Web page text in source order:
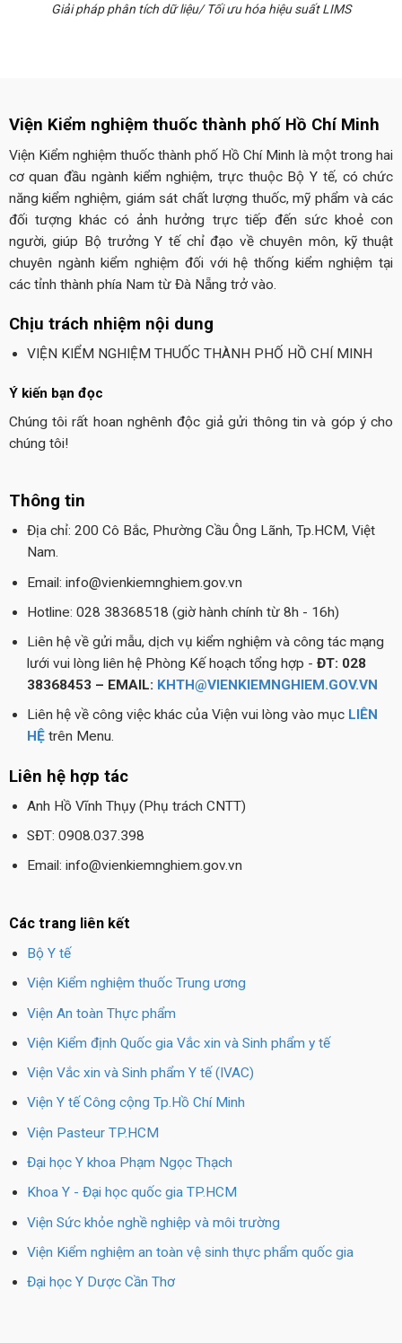
Giải pháp phân tích dữ liệu/ Tối ưu hóa hiệu suất LIMS
Viện Kiểm nghiệm thuốc thành phố Hồ Chí Minh
Viện Kiểm nghiệm thuốc thành phố Hồ Chí Minh là một trong hai
cơ quan đầu ngành kiểm nghiệm, trực thuộc Bộ Y tế, có chức
năng kiểm nghiệm, giám sát chất lượng thuốc, mỹ phẩm và các
đối tượng khác có ảnh hưởng trực tiếp đến sức khoẻ con
người, giúp Bộ trưởng Y tế chỉ đạo về chuyên môn, kỹ thuật
chuyên ngành kiểm nghiệm đối với hệ thống kiểm nghiệm tại
các tỉnh thành phía Nam từ Đà Nẵng trở vào.
Chịu trách nhiệm nội dung
VIỆN KIỂM NGHIỆM THUỐC THÀNH PHỐ HỒ CHÍ MINH
Ý kiến bạn đọc
Chúng tôi rất hoan nghênh độc giả gửi thông tin và góp ý cho
chúng tôi!
Thông tin
Địa chỉ: 200 Cô Bắc, Phường Cầu Ông Lãnh, Tp.HCM, Việt
Nam.
Email: info@vienkiemnghiem.gov.vn
Hotline: 028 38368518 (giờ hành chính từ 8h - 16h)
Liên hệ về gửi mẫu, dịch vụ kiểm nghiệm và công tác mạng
lưới vui lòng liên hệ Phòng Kế hoạch tổng hợp - ĐT: 028
38368453 – EMAIL: KHTH@VIENKIEMNGHIEM.GOV.VN
Liên hệ về công việc khác của Viện vui lòng vào mục LIÊN
HỆtrên Menu.
Liên hệ hợp tác
Anh Hồ Vĩnh Thụy (Phụ trách CNTT)
SĐT: 0908.037.398
Email: info@vienkiemnghiem.gov.vn
Các trang liên kết
Bộ Y tế
Viện Kiểm nghiệm thuốc Trung ương
Viện An toàn Thực phẩm
Viện Kiểm định Quốc gia Vắc xin và Sinh phẩm y tế
Viện Vắc xin và Sinh phẩm Y tế (IVAC)
Viện Y tế Công cộng Tp.Hồ Chí Minh
Viện Pasteur TP.HCM
Đại học Y khoa Phạm Ngọc Thạch
Khoa Y - Đại học quốc gia TP.HCM
Viện Sức khỏe nghề nghiệp và môi trường
Viện Kiểm nghiệm an toàn vệ sinh thực phẩm quốc gia
Đại học Y Dược Cần Thơ